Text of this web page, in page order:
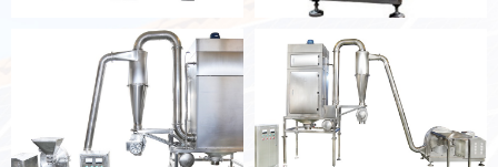
420、320粉碎机机组